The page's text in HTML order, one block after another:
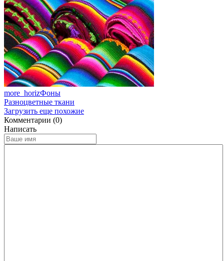
more_horizФоны
Разноцветные ткани
Загрузить еще похожие
Комментарии (0)
Написать